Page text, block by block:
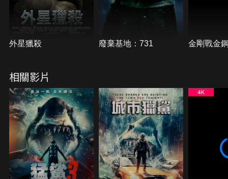
外星獵殺 廢棄基地：731 金剛戰金
相關影片